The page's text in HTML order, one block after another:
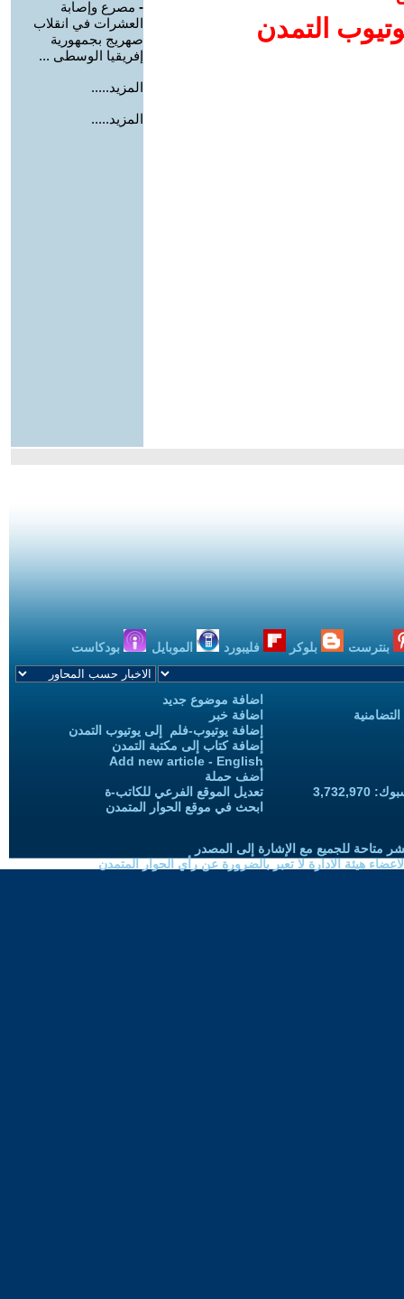
التمدن
- مصرع وإصابة
العشرات في انقلاب
صهريج بجمهورية
إفريقيا الوسطى ...
المزيد.....
المزيد.....
بنترست بلوكر فليبورد الموبايل بودكاست
اضافة موضوع جديد
اضافة خبر
إضافة يوتيوب-فلم إلى يوتيوب التمدن
إضافة كتاب إلى مكتبة التمدن
Add new article - English
أضف حملة
تعديل الموقع الفرعي للكاتب-ة
ابحث في موقع الحوار المتمدن
متاحة للجميع مع الإشارة إلى المصدر
هيئة الادارة لا تعبر بالضرورة عن رأي الحوار المتمدن